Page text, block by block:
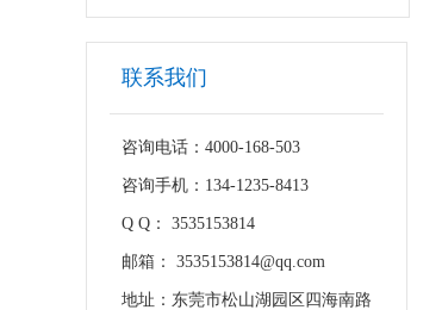
联系我们
咨询电话：4000-168-503
咨询手机：134-1235-8413
Q Q： 3535153814
邮箱： 3535153814@qq.com
地址：东莞市松山湖园区四海南路